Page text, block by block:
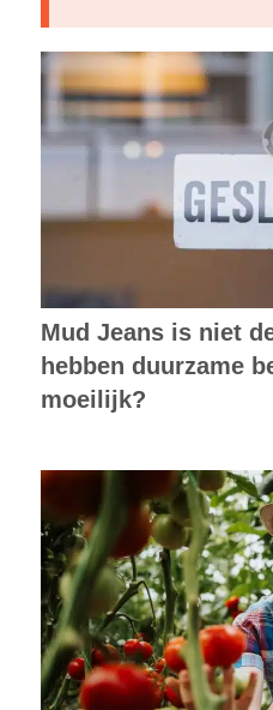
Mud Jeans is niet
hebben duurzame
moeilijk?